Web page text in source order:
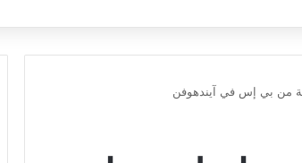
من بي إس في آيندهوفن